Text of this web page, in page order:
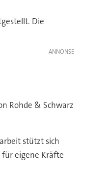
Die
Rohde & Schwarz
stützt sich
eigene Kräfte